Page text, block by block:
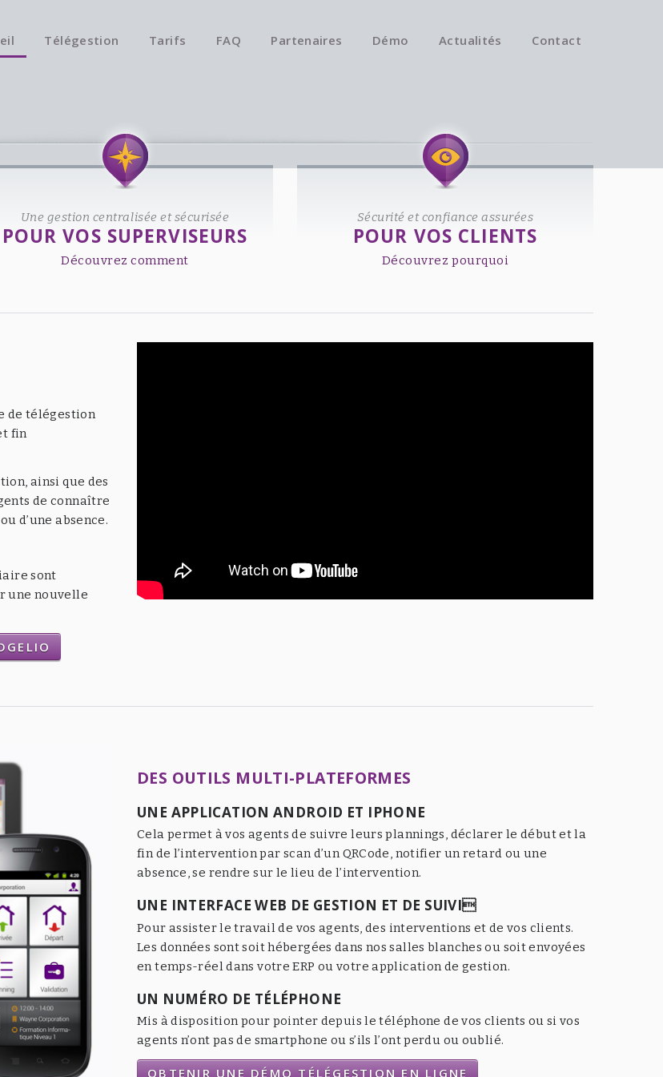
Télégestion Tarifs FAQ Partenaires Démo Actualités Contact
Available on iOS & Android.
Une gestion centralisée et sécurisée
POUR VOS SUPERVISEURS
Découvrez comment
Sécurité et confiance assurées
POUR VOS CLIENTS
Découvrez pourquoi
de télégestion
fin
ainsi que des
de connaître
d’une absence.
sont
une nouvelle
DES OUTILS MULTI-PLATEFORMES
UNE APPLICATION ANDROID ET IPHONE
Cela permet à vos agents de suivre leurs plannings, déclarer le début et la
fin de l’intervention par scan d’un QRCode, notifier un retard ou une
absence, se rendre sur le lieu de l’intervention.
UNE INTERFACE WEB DE GESTION ET DE SUIVI
Pour assister le travail de vos agents, des interventions et de vos clients.
Les données sont soit hébergées dans nos salles blanches ou soit envoyées
en temps-réel dans votre ERP ou votre application de gestion.
UN NUMÉRO DE TÉLÉPHONE
Mis à disposition pour pointer depuis le téléphone de vos clients ou si vos
agents n’ont pas de smartphone ou s’ils l’ont perdu ou oublié.
OBTENIR UNE DÉMO TÉLÉGESTION EN LIGNE